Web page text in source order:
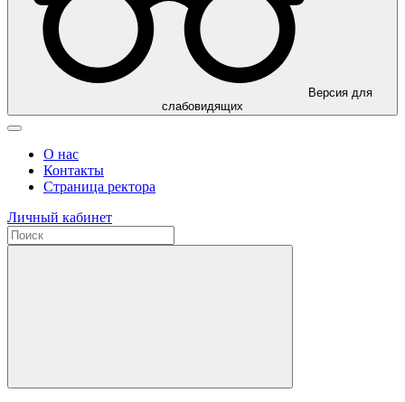
Версия для
слабовидящих
О нас
Контакты
Страница ректора
Личный кабинет